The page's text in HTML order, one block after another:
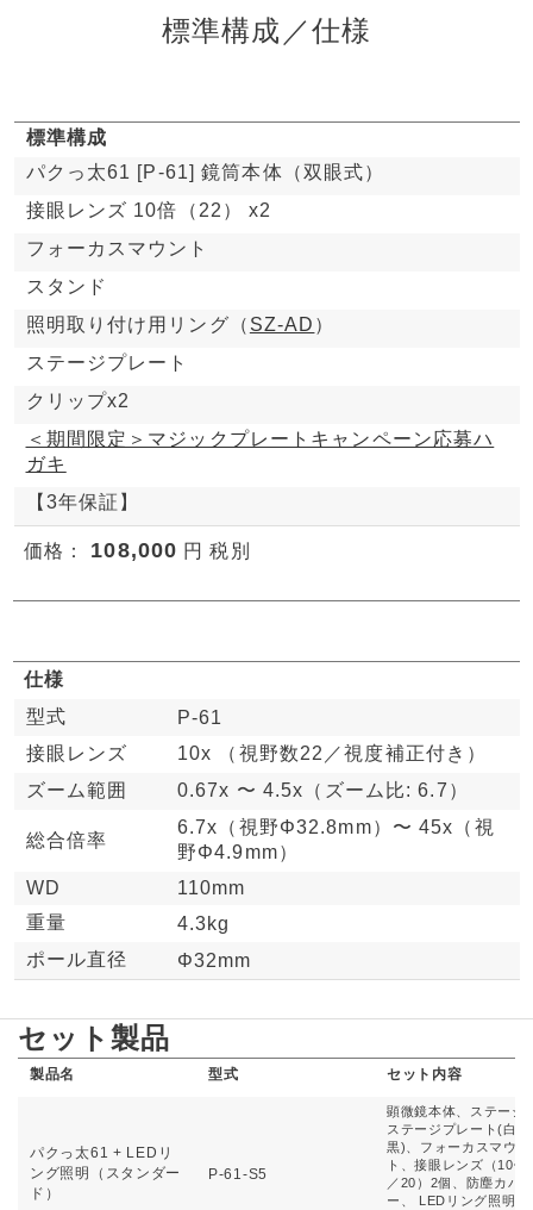
標準構成／仕様
標準構成
パクっ太61 [P-61] 鏡筒本体（双眼式）
接眼レンズ 10倍（22） x2
フォーカスマウント
スタンド
照明取り付け用リング（ SZ-AD ）
ステージプレート
クリップx2
＜期間限定＞マジックプレートキャンペーン応募ハ
ガキ
【3年保証】
価格： 108,000 円 税別
仕様
型式
P-61
接眼レンズ
10x （視野数22／視度補正付き）
ズーム範囲
0.67x 〜 4.5x（ズーム比: 6.7）
総合倍率
6.7x（視野Φ32.8mm）〜 45x（視
野Φ4.9mm）
WD
110mm
重量
4.3kg
ポール直径
Φ32mm
セット製品
製品名 型式 セット内容
パクっ太61 + LEDリ
ング照明（スタンダー
ド）
P-61-S5
顕微鏡本体、ステージ
ステージプレート(白
黒)、フォーカスマウン
ト、接眼レンズ（10倍
／20）2個、防塵カバ
ー、 LEDリング照明